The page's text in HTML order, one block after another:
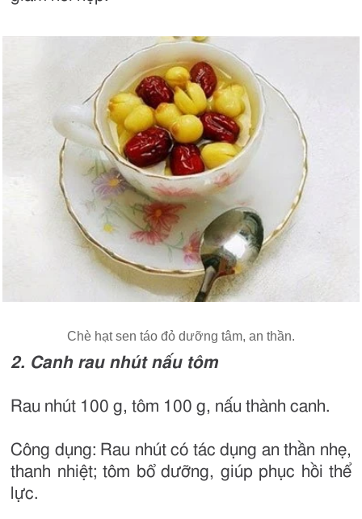
Chè hạt sen táo đỏ dưỡng tâm, an thần.
2. Canh rau nhút nấu tôm
Rau nhút 100 g, tôm 100 g, nấu thành canh.
Công dụng: Rau nhút có tác dụng an thần nhẹ,
thanh nhiệt; tôm bổ dưỡng, giúp phục hồi thể
lực.